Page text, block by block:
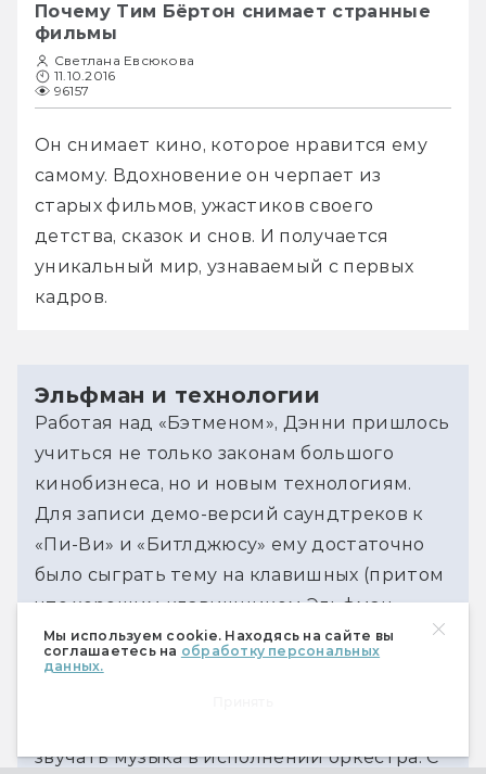
Мы используем cookie. Находясь на сайте вы
соглашаетесь на обработку персональных
данных.
Почему Тим Бёртон снимает странные
фильмы
Светлана Евсюкова
11.10.2016
96157
Он снимает кино, которое нравится ему
самому. Вдохновение он черпает из
старых фильмов, ужастиков своего
детства, сказок и снов. И получается
уникальный мир, узнаваемый с первых
кадров.
Эльфман и технологии
Работая над «Бэтменом», Дэнни пришлось
учиться не только законам большого
кинобизнеса, но и новым технологиям.
Для записи демо-версий саундтреков к
«Пи-Ви» и «Битлджюсу» ему достаточно
было сыграть тему на клавишных (притом
что хорошим клавишником Эльфман
никогда не был) и, если нужно, напеть
мелодию. Здесь это не подходило.
звучать музыка в исполнении оркестра. С